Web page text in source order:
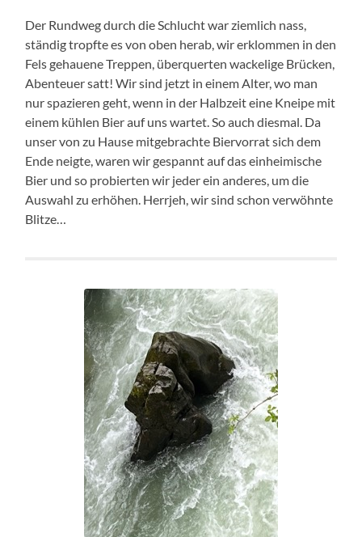
Der Rundweg durch die Schlucht war ziemlich nass,
ständig tropfte es von oben herab, wir erklommen in den
Fels gehauene Treppen, überquerten wackelige Brücken,
Abenteuer satt! Wir sind jetzt in einem Alter, wo man
nur spazieren geht, wenn in der Halbzeit eine Kneipe mit
einem kühlen Bier auf uns wartet. So auch diesmal. Da
unser von zu Hause mitgebrachte Biervorrat sich dem
Ende neigte, waren wir gespannt auf das einheimische
Bier und so probierten wir jeder ein anderes, um die
Auswahl zu erhöhen. Herrjeh, wir sind schon verwöhnte
Blitze…